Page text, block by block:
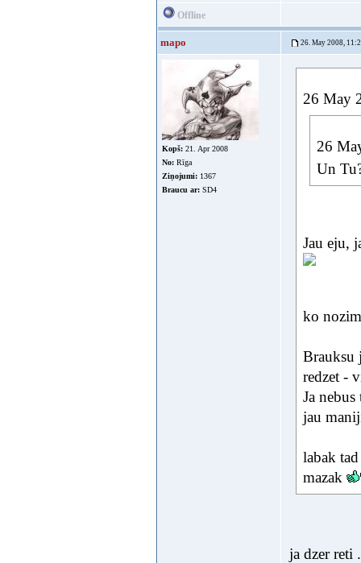
Offline
mapo 26. May 2008,
Kopš: 21. Apr 2008
No: Rīga
Ziņojumi: 1367
Braucu ar: SD4
26 May
26
Un
Jau eju,
ko
Brauksu
redzet -
Ja
jau
labak
mazak
ja dzer reti